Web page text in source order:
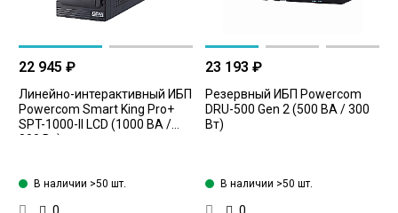
22 945 ₽
Линейно-интерактивный ИБП
Powercom Smart King Pro+
SPT-1000-II LCD (1000 ВА /
800 Вт)
В наличии >50 шт.
23 193 ₽
Резервный ИБП Powercom
DRU-500 Gen 2 (500 ВА / 300
Вт)
В наличии >50 шт.